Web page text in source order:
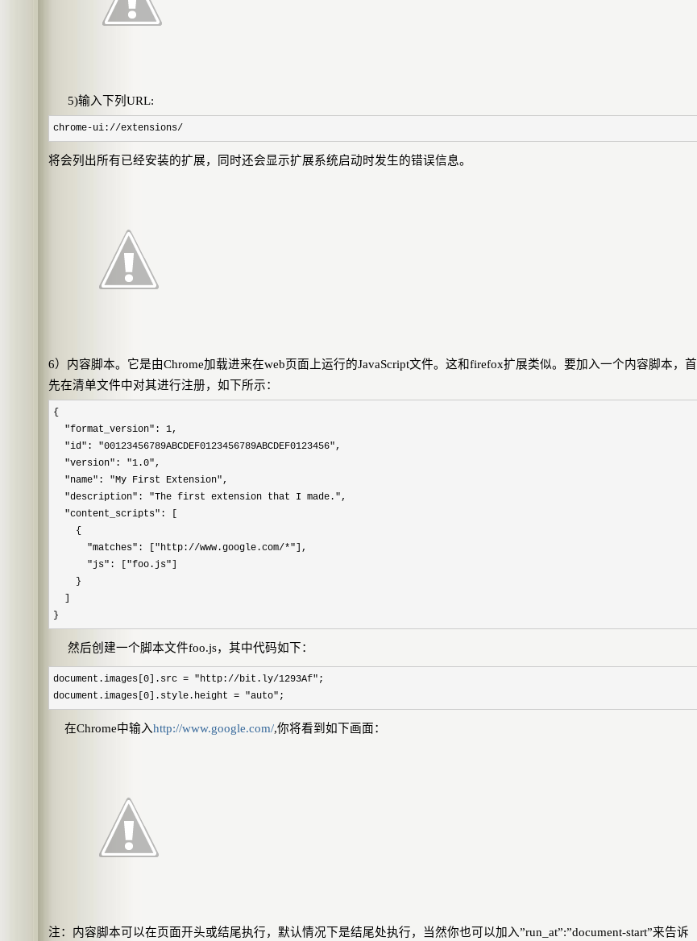
5)输入下列 URL:
chrome-ui://extensions/
将会列出所有已经安装的扩展，同时还会显示扩展系统启动时发生的错误信息。
6）内容脚本。它是由Chrome加载进来在web页面上运行的JavaScript文件。这和firefox扩展类似。要加入一个内容脚本，首
先在清单文件中对其进行注册，如下所示：
{
"format_version": 1,
"id": "00123456789ABCDEF0123456789ABCDEF0123456",
"version": "1.0",
"name": "My First Extension",
"description": "The first extension that I made.",
"content_scripts": [
{
"matches": ["http://www.google.com/*"],
"js": ["foo.js"]
}
]
}
然后创建一个脚本文件foo.js，其中代码如下：
document.images[0].src = " http://bit.ly/1293Af" ;
document.images[0].style.height = "auto" ;
在Chrome中输入http://www.google.com/,你将看到如下画面：
注：内容脚本可以在页面开头或结尾执行，默认情况下是结尾处执行，当然你也可以加入”run_at”:”document-start”来告诉